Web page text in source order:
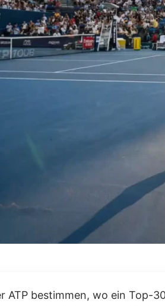
ATP bestimmen, wo ein Top-